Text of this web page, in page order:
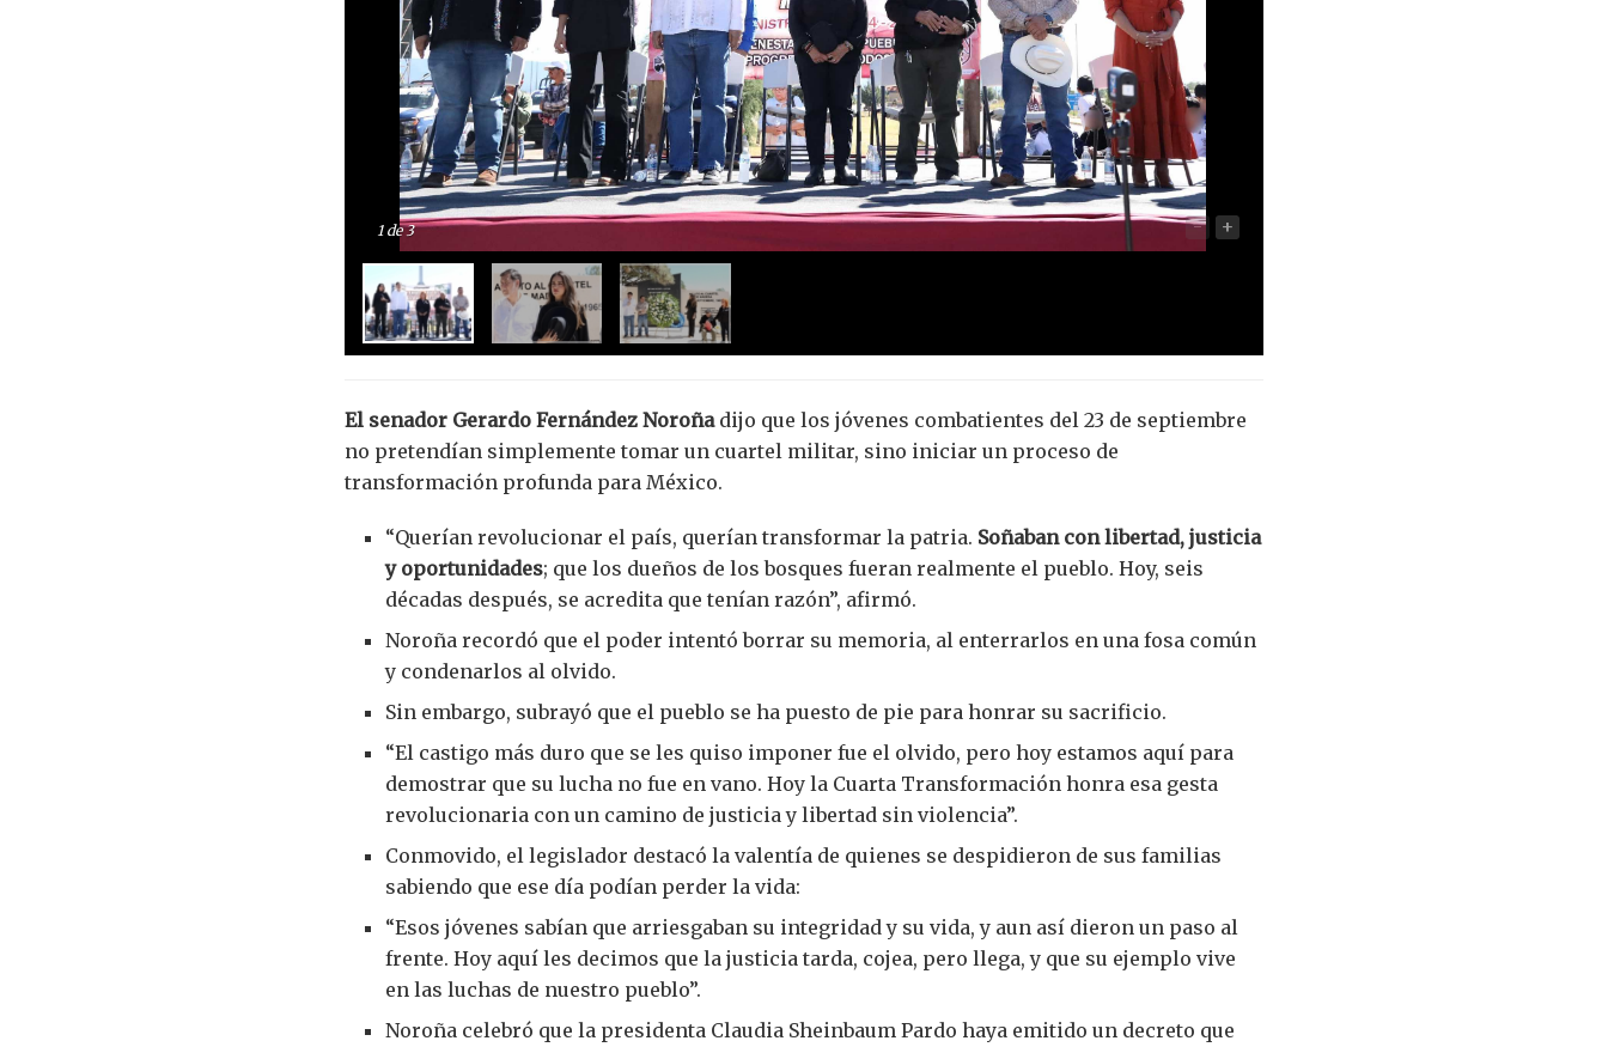
1de 3 - +
El senador Gerardo Fernández Noroñadijo que los jóvenes combatientes del 23 de septiembre
no pretendían simplemente tomar un cuartel militar, sino iniciar un proceso de
transformación profunda para México.
“Querían revolucionar el país, querían transformar la patria. Soñaban con libertad, justicia
y oportunidades; que los dueños de los bosques fueran realmente el pueblo. Hoy, seis
décadas después, se acredita que tenían razón”, afirmó.
Noroña recordó que el poder intentó borrar su memoria, al enterrarlos en una fosa común
y condenarlos al olvido.
Sin embargo, subrayó que el pueblo se ha puesto de pie para honrar su sacrificio.
“El castigo más duro que se les quiso imponer fue el olvido, pero hoy estamos aquí para
demostrar que su lucha no fue en vano. Hoy la Cuarta Transformación honra esa gesta
revolucionaria con un camino de justicia y libertad sin violencia”.
Conmovido, el legislador destacó la valentía de quienes se despidieron de sus familias
sabiendo que ese día podían perder la vida:
“Esos jóvenes sabían que arriesgaban su integridad y su vida, y aun así dieron un paso al
frente. Hoy aquí les decimos que la justicia tarda, cojea, pero llega, y que su ejemplo vive
en las luchas de nuestro pueblo”.
Noroña celebró que la presidenta Claudia Sheinbaum Pardo haya emitido un decreto que